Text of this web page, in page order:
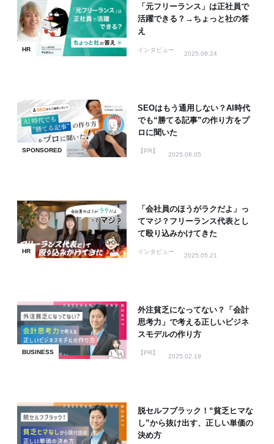
HR
「元フリーランス」は正社員で
活躍できる？→ちょっと社の答
え
インタビュー
2025.09.24
SPONSORED
SEOはもう通用しない？AI時代
でも“勝てる記事”の作り方をプ
ロに聞いた
【PR】
2025.08.05
HR
「会社員のほうがラクだよ」っ
てマジ？フリーランス代表とし
て殴り込みかけてきた
インタビュー
2025.05.21
BUSINESS
外注貧乏になってない？「会計
思考力」で考える正しいビジネ
スモデルの作り方
【PR】
2025.02.19
脱セルフブラック！“貧乏ヒマな
し”から抜け出す、正しい単価の
決め方